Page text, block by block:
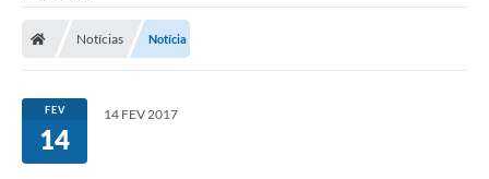
Notícias Notícia
FEV
14
14 FEV 2017